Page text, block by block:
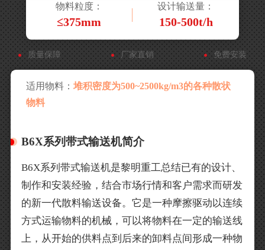
物料粒度：
≤375mm
设计输送量：
150-500t/h
质量保障 厂家直销 免费安装
适用物料：堆积密度为500~2500kg/m3的各种散状
物料
B6X系列带式输送机简介
B6X系列带式输送机是黎明重工总结已有的设计、
制作和安装经验，结合市场行情和客户需求而研发
的新一代散料输送设备。它是一种摩擦驱动以连续
方式运输物料的机械，可以将物料在一定的输送线
上，从开始的供料点到后来的卸料点间形成一种物